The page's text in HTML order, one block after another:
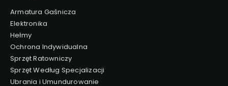
Armatura Gaśnicza
Elektronika
Hełmy
Ochrona Indywidualna
Sprzęt Ratowniczy
Sprzęt Według Specjalizacji
Ubrania i Umundurowanie